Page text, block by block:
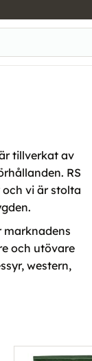
tillverkat av
RS
vi är stolta
och utövare
western,